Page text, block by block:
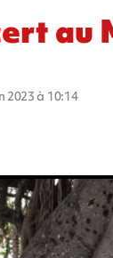
au
2023 à 10:14